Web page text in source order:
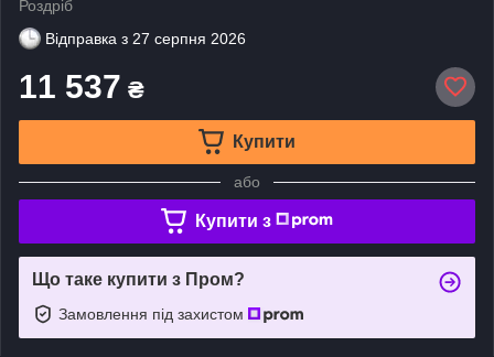
Роздріб
Відправка з 27 серпня 2026
11 537 ₴
Купити
або
Купити з
Що таке купити з Пром?
Замовлення під захистом